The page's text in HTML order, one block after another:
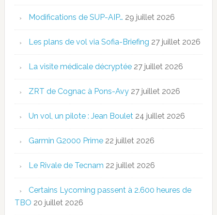
Modifications de SUP-AIP… 29 juillet 2026
Les plans de vol via Sofia-Briefing 27 juillet 2026
La visite médicale décryptée 27 juillet 2026
ZRT de Cognac à Pons-Avy 27 juillet 2026
Un vol, un pilote : Jean Boulet 24 juillet 2026
Garmin G2000 Prime 22 juillet 2026
Le Rivale de Tecnam 22 juillet 2026
Certains Lycoming passent à 2.600 heures de
TBO 20 juillet 2026